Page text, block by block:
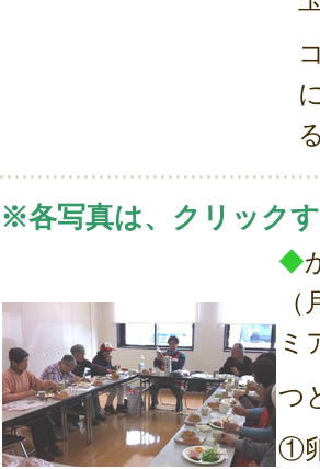
※各写真は、クリック
◆
（
ミ
つ
①